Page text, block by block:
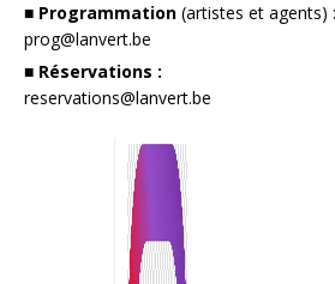
■ Programmation (artistes et agents) :
prog@lanvert.be
■ Réservations :
reservations@lanvert.be